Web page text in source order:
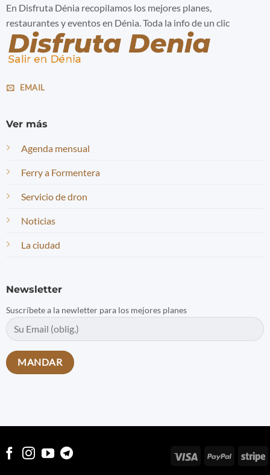
En Disfruta Dénia recopilamos los mejores planes,
restaurantes y eventos en Dénia. Toda la info de un clic
EMAIL
Ver más
Agenda mensual
Ferry a Formentera
Servicio de dron
Noticias
La ciudad
Newsletter
Suscríbete a la newletter para los mejores planes
Visa PayPal